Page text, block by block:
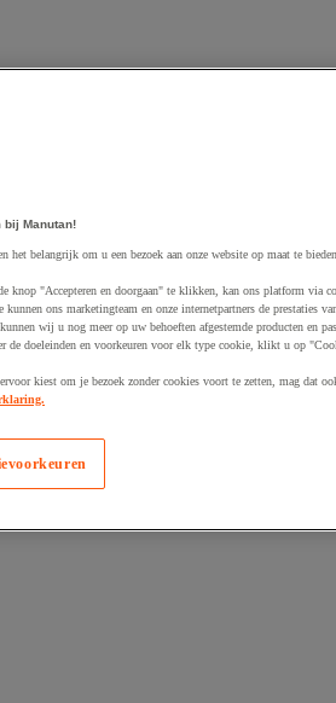
winkelwagen
bij Manutan!
het belangrijk om u een bezoek aan onze website op maat te
knop "Accepteren en doorgaan" te klikken, kan ons platform via
kunnen ons marketingteam en onze internetpartners de prestaties
wij u nog meer op uw behoeften afgestemde producten en
de doeleinden en voorkeuren voor elk type cookie, klikt u op
kiest om je bezoek zonder cookies voort te zetten, mag dat